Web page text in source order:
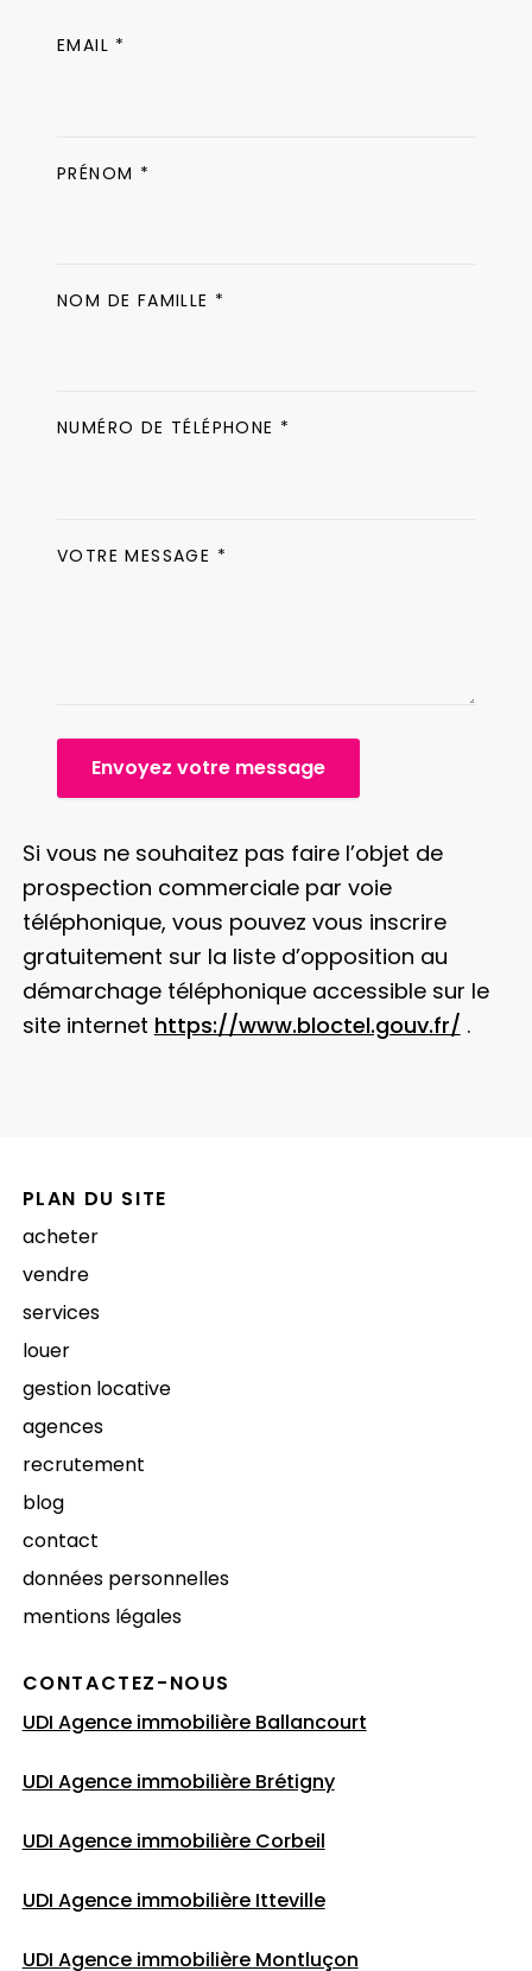
PRÉNOM *
EMAIL *
NOM DE FAMILLE *
NUMÉRO DE TÉLÉPHONE *
VOTRE MESSAGE *
Envoyez votre message
Si vous ne souhaitez pas faire l’objet de
prospection commerciale par voie
téléphonique, vous pouvez vous inscrire
gratuitement sur la liste d’opposition au
démarchage téléphonique accessible sur le
site internet https://www.bloctel.gouv.fr/ .
PLAN DU SITE
acheter
vendre
services
louer
gestion locative
agences
recrutement
blog
contact
données personnelles
mentions légales
CONTACTEZ-NOUS
UDI Agence immobilière Ballancourt
UDI Agence immobilière Brétigny
UDI Agence immobilière Corbeil
UDI Agence immobilière Itteville
UDI Agence immobilière Montluçon